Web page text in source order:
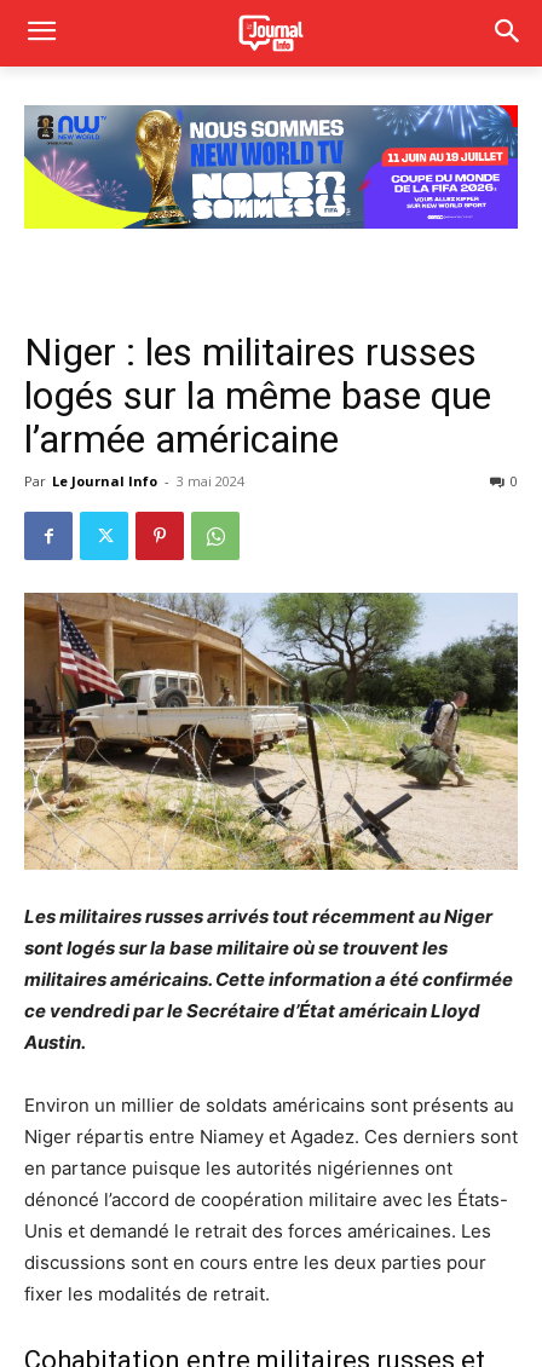
Niger : les militaires russes
logés sur la même base que
l’armée américaine
Par Le Journal Info - 3 mai 2024 0
Les militaires russes arrivés tout récemment au Niger
sont logés sur la base militaire où se trouvent les
militaires américains. Cette information a été confirmée
ce vendredi par le Secrétaire d’État américain Lloyd
Austin.
Environ un millier de soldats américains sont présents au
Niger répartis entre Niamey et Agadez. Ces derniers sont
en partance puisque les autorités nigériennes ont
dénoncé l’accord de coopération militaire avec les États-
Unis et demandé le retrait des forces américaines. Les
discussions sont en cours entre les deux parties pour
fixer les modalités de retrait.
Cohabitation entre militaires russes et